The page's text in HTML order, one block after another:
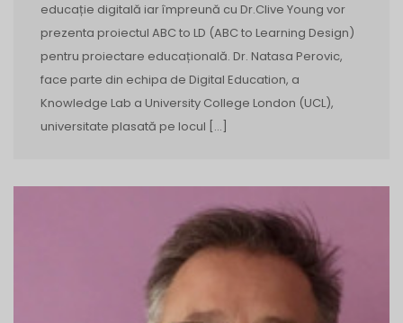
educație digitală iar împreună cu Dr.Clive Young vor
prezenta proiectul ABC to LD (ABC to Learning Design)
pentru proiectare educațională. Dr. Natasa Perovic,
face parte din echipa de Digital Education, a
Knowledge Lab a University College London (UCL),
universitate plasată pe locul […]